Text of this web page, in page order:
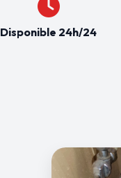
Disponible 24h/24